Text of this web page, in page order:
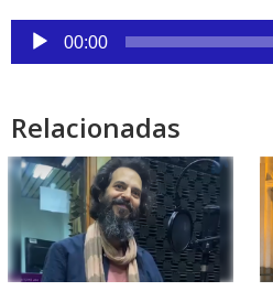
Reproductor
audio
00:00
Relacionadas